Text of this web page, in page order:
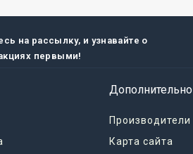
на рассылку, и узнавайте о
первыми!
Дополнительно
Производители
Карта сайта